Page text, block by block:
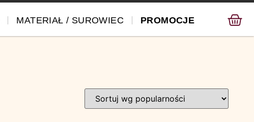
MATERIAŁ / SUROWIEC PROMOCJE